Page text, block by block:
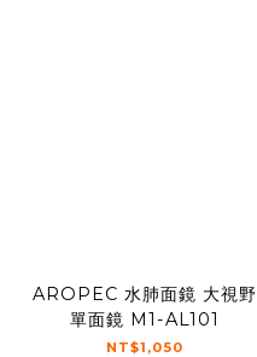
AROPEC 水肺面鏡 大視野
單面鏡 M1-AL101
NT$1,050